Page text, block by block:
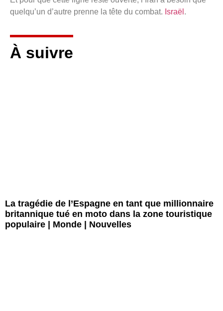
quelqu’un d’autre prenne la tête du combat. Israël .
À suivre
La tragédie de l’Espagne en tant que millionnaire
britannique tué en moto dans la zone touristique
populaire | Monde | Nouvelles